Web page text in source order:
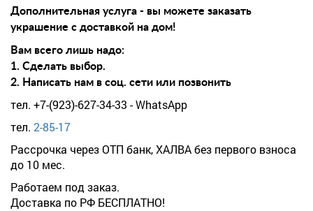
Дополнительная услуга - вы можете заказать
украшение с доставкой на дом!
Вам всего лишь надо:
1. Сделать выбор.
2. Написать нам в соц. сети или позвонить
тел. +7-(923)-627-34-33 - WhatsApp
тел. 2-85-17
Рассрочка через ОТП банк, ХАЛВА без первого взноса
до 10 мес.
Работаем под заказ.
Доставка по РФ БЕСПЛАТНО!